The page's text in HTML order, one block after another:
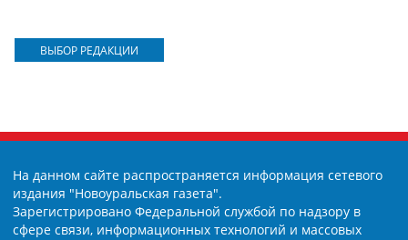
ВЫБОР РЕДАКЦИИ
На данном сайте распространяется информация сетевого
издания "Новоуральская газета".
Зарегистрировано Федеральной службой по надзору в
сфере связи, информационных технологий и массовых